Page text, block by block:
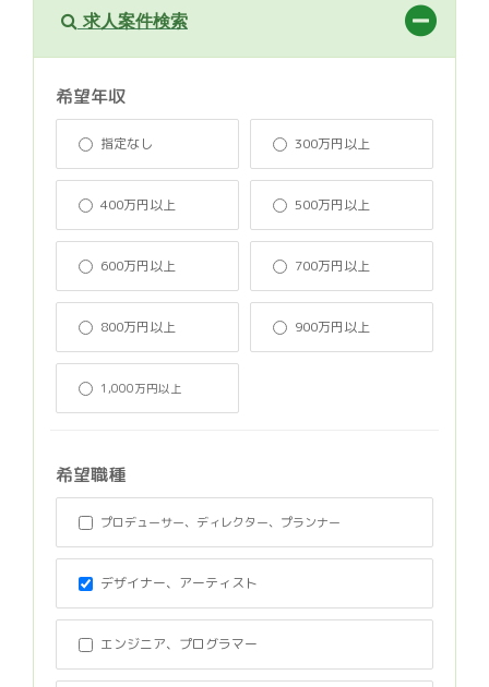
求人案件検索
希望年収
指定なし 300万円以上
400万円以上 500万円以上
600万円以上 700万円以上
800万円以上 900万円以上
1,000万円以上
希望職種
プロデューサー、ディレクター、プランナー
デザイナー、アーティスト
エンジニア、プログラマー